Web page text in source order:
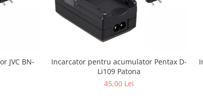
JVC BN-
Incarcator pentru acumulator Pentax D-
Li109 Patona
45,00 Lei